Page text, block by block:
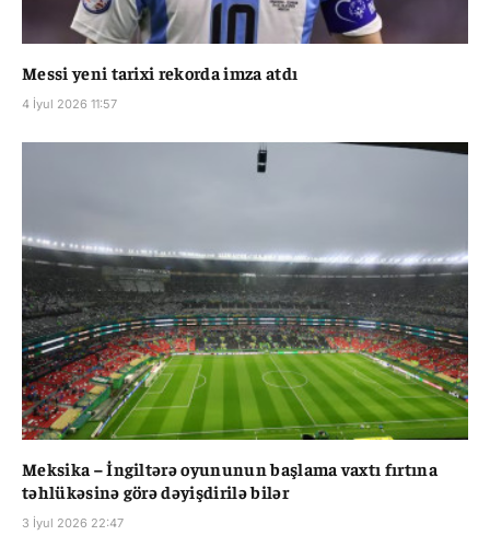
Messi yeni tarixi rekorda imza atdı
4 İyul 2026 11:57
Meksika – İngiltərə oyununun başlama vaxtı fırtına
təhlükəsinə görə dəyişdirilə bilər
3 İyul 2026 22:47